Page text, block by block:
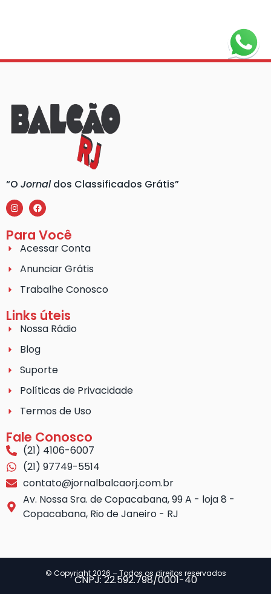
“O Jornaldos Classificados Grátis”
Para Você
Acessar Conta
Anunciar Grátis
Trabalhe Conosco
Links úteis
Nossa Rádio
Blog
Suporte
Políticas de Privacidade
Termos de Uso
Fale Conosco
(21) 4106-6007
(21) 97749-5514
contato@jornalbalcaorj.com.br
Av. Nossa Sra. de Copacabana, 99 A - loja 8 -
Copacabana, Rio de Janeiro - RJ
© Copyright 2026 – Todos os direitos reservados
CNPJ: 22.592.798/0001-40